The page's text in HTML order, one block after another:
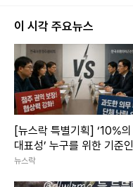
이 시각 주요뉴스
[뉴스락 특별기획] ‘10%의
대표성’ 누구를 위한 기준인
가…프랜차이즈 협의권의 딜
뉴스락